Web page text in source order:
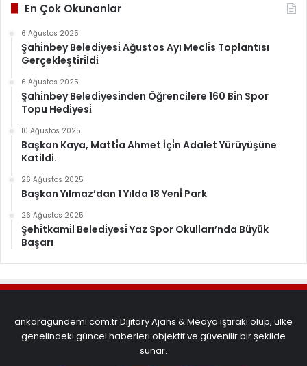
En Çok Okunanlar
6 Ağustos 2025
Şahi̇nbey Beledi̇yesi̇ Ağustos Ayı Mecli̇s Toplantısı
Gerçekleşti̇ri̇ldi̇
6 Ağustos 2025
Şahi̇nbey Beledi̇yesi̇nden Öğrenci̇lere 160 Bi̇n Spor
Topu Hedi̇yesi̇
10 Ağustos 2025
Başkan Kaya, Matti̇a Ahmet İçi̇n Adalet Yürüyüşüne
Katildi.
26 Ağustos 2025
Başkan Yılmaz’dan 1 Yılda 18 Yeni̇ Park
26 Ağustos 2025
Şehi̇tkami̇l Beledi̇yesi̇ Yaz Spor Okulları’nda Büyük
Başarı
ankaragundemi.com.tr Dijitary Ajans & Medya iştiraki olup, ülke
genelindeki güncel haberleri objektif ve güvenilir bir şekilde
sunar.